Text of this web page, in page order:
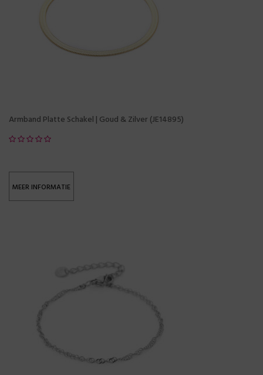
Armband Platte Schakel | Goud & Zilver (JE14895)
MEER INFORMATIE